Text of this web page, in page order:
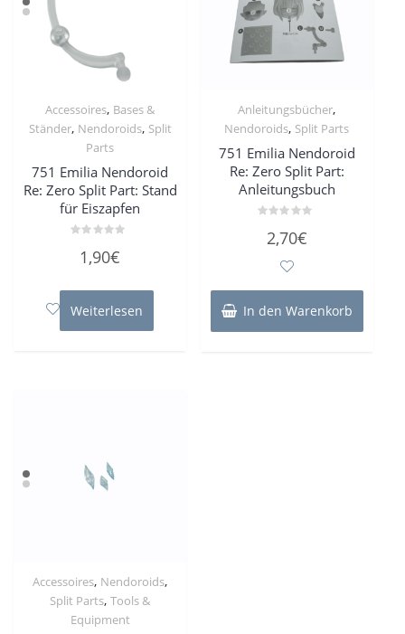
Accessoires, Bases &
Ständer, Nendoroids, Split
Parts
751 Emilia Nendoroid
Re: Zero Split Part: Stand
für Eiszapfen
mit
5
1,90€
Weiterlesen
Anleitungsbücher,
Nendoroids, Split Parts
751 Emilia Nendoroid
Re: Zero Split Part:
Anleitungsbuch
mit2,70€
In den Warenkorb
Accessoires, Nendoroids,
Split Parts,Tools &
Equipment